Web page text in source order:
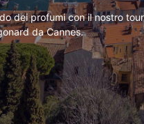
dei profumi con il nostro
da Cannes.